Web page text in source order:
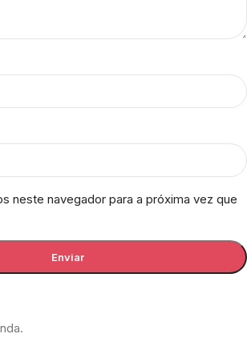
neste navegador para a próxima vez que